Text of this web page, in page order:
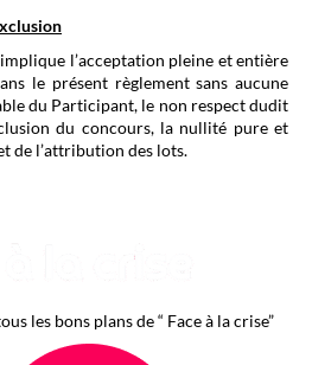
l’acceptation pleine et entière
le présent règlement sans aucune
du Participant, le non respect dudit
du concours, la nullité pure et
de l’attribution des lots.
les bons plans de “ Face à la crise”